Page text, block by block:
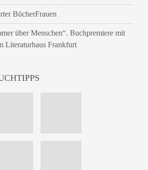
BücherFrauen
über Menschen“. Buchpremiere mit
Literaturhaus Frankfurt